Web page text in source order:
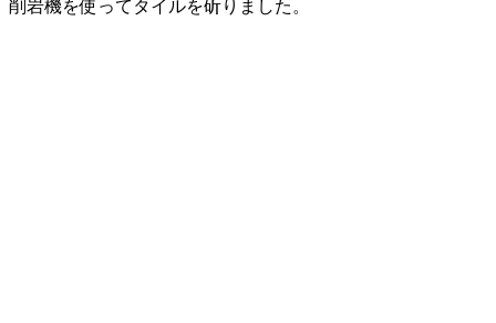
削岩機を使ってタイルを斫りました。